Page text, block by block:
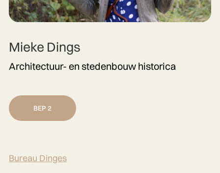
Mieke Dings
Architectuur- en stedenbouw historica
BEP 2
Bureau Dinges